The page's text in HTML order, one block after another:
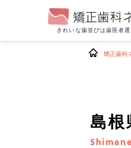
きれいな歯並びは歯医者選
矯正歯科
島根
Shimane